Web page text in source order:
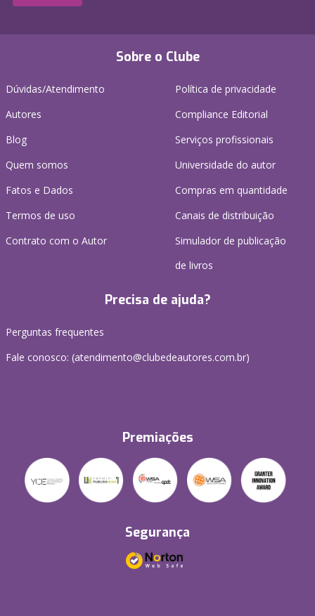
Sobre o Clube
Dúvidas/Atendimento
Autores
Blog
Quem somos
Fatos e Dados
Termos de uso
Contrato com o Autor
Política de privacidade
Compliance Editorial
Serviços profissionais
Universidade do autor
Compras em quantidade
Canais de distribuição
Simulador de publicação
de livros
Precisa de ajuda?
Perguntas frequentes
Fale conosco: (atendimento@clubedeautores.com.br)
Premiações
Segurança